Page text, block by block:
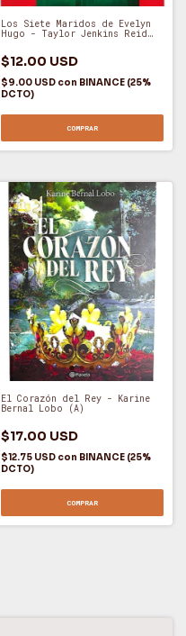
Los Siete Maridos de Evelyn
Hugo - Taylor Jenkins Reid
$12.00 USD
$9.00 USD con BINANCE (25%
DCTO)
COMPRAR
El Corazón del Rey - Karine
Bernal Lobo (A)
$17.00 USD
$12.75 USD con BINANCE (25%
DCTO)
COMPRAR